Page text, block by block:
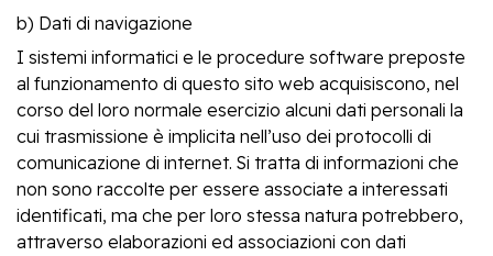
b) Dati di navigazione
I sistemi informatici e le procedure software preposte
al funzionamento di questo sito web acquisiscono, nel
corso del loro normale esercizio alcuni dati personali la
cui trasmissione è implicita nell’uso dei protocolli di
comunicazione di internet. Si tratta di informazioni che
non sono raccolte per essere associate a interessati
identificati, ma che per loro stessa natura potrebbero,
attraverso elaborazioni ed associazioni con dati